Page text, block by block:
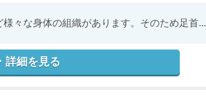
々な身体の組織があります。そのため足首...
詳細を見る